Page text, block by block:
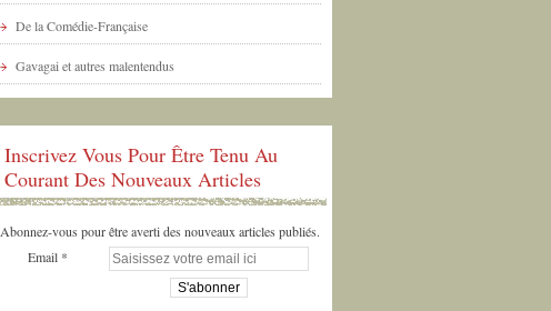
De la Comédie-Française
Gavagai et autres malentendus
Inscrivez Vous Pour Être Tenu Au
Courant Des Nouveaux Articles
Abonnez-vous pour être averti des nouveaux articles publiés.
Email